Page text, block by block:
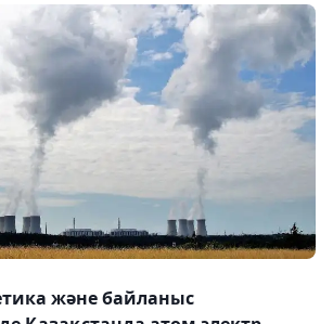
және байланыс